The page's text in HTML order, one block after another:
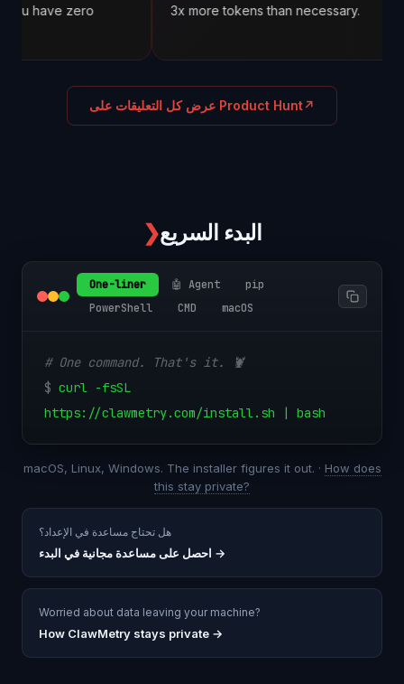
3x more tokens than necessary.
عرض كل التعليقات على Product Hunt↗
❯البدء السريع
One-liner 🤖 Agent
pip
PowerShell
CMD macOS
# One command. That's it. 🦞
$ curl -fsSL
https://clawmetry.com/install.sh | bash
macOS, Linux, Windows. The installer figures it out. · How does
this stay private?
هل تحتاج مساعدة في الإعداد؟
احصل على مساعدة مجانية في البدء →
Worried about data leaving your machine?
How ClawMetry stays private →